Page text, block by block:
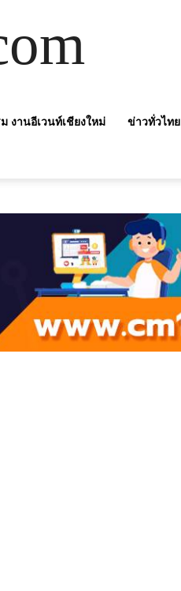
งานอีเวนท์เชียงใหม่ ข่าวทั่วไทย